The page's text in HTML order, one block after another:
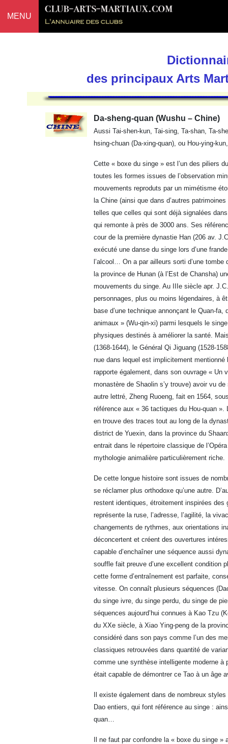
MENU
des principaux Arts
Da-sheng-quan (Wushu – Chine)
Aussi Tai-shen-kun, Tai-sing, Ta-shan, Ta-
hsing-chuan (Da-xing-quan), ou Hou-ying-
Cette « boxe du singe » est l’un des piliers
toutes les formes issues de l’observation
mouvements reproduts par un mimétisme
la Chine (ainsi que dans d’autres
telles que celles qui sont déjà signalées
qui remonte à près de 3000 ans. Ses
cour de la première dynastie Han (206 av.
exécuté une danse du singe lors d’une
l’alcool… On a par ailleurs sorti d’une
la province de Hunan (à l’Est de Chansha)
mouvements du singe. Au IIIe siècle apr.
personnages, plus ou moins légendaires, à
base d’une technique annonçant le Quan-
animaux » (Wu-qin-xi) parmi lesquels le
physiques destinés à améliorer la santé.
(1368-1644), le Général Qi Jiguang (1528-
nue dans lequel est implicitement
rapporte également, dans son ouvrage « Un
monastère de Shaolin s’y trouve) avoir vu
autre lettré, Zheng Ruoeng, fait en 1564,
référence aux « 36 tactiques du Hou-quan
en trouve des traces tout au long de la
district de Yuexin, dans la province du
entrait dans le répertoire classique de
mythologie animalière particulièrement riche.
De cette longue histoire sont issues de
se réclamer plus orthodoxe qu’une autre.
restent identiques, étroitement inspirées
représente la ruse, l’adresse, l’agilité, la
changements de rythmes, aux orientations
déconcertent et créent des ouvertures
capable d’enchaîner une séquence aussi
souffle fait preuve d’une excellent condition
cette forme d’entraînement est parfaite,
vitesse. On connaît plusieurs séquences
du singe ivre, du singe perdu, du singe de
séquences aujourd’hui connues à Kao Tzu
du XXe siècle, à Xiao Ying-peng de la
considéré dans son pays comme l’un des
classiques retrouvées dans quantité de
comme une synthèse intelligente moderne à
était capable de démontrer ce Tao à un âge
Il existe également dans de nombreux
Dao entiers, qui font référence au singe :
quan…
Il ne faut par confondre la « boxe du singe